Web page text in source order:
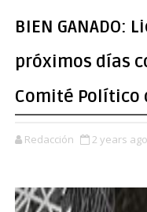
BIEN GANADO:
próximos días
Comité Político
Redacción 2 years ago